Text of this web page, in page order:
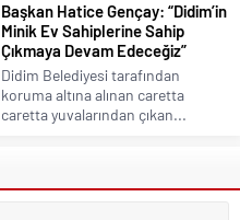
Başkan Hatice Gençay: “Didim’in
Minik Ev Sahiplerine Sahip
Çıkmaya Devam Edeceğiz”
Didim Belediyesi tarafından
koruma altına alınan caretta
caretta yuvalarından çıkan...